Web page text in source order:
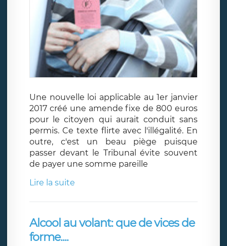
Une nouvelle loi applicable au 1er janvier
2017 créé une amende fixe de 800 euros
pour le citoyen qui aurait conduit sans
permis. Ce texte flirte avec l'illégalité. En
outre, c'est un beau piège puisque
passer devant le Tribunal évite souvent
de payer une somme pareille
Lire la suite
Alcool au volant: que de vices de
forme....